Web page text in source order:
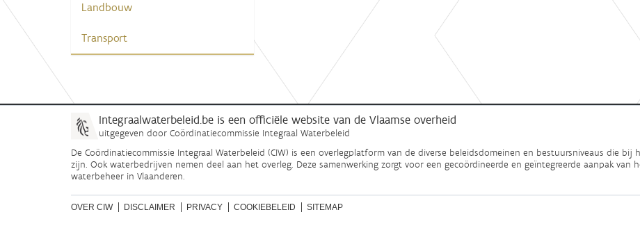
Landbouw
Transport
Integraalwaterbeleid.be is een officiële website van de Vlaamse overheid
uitgegeven door Coördinatiecommissie Integraal Waterbeleid
De Coördinatiecommissie Integraal Waterbeleid (CIW) is een overlegplatform van de diverse beleidsdomeinen en bestuursniveaus die bij
zijn. Ook waterbedrijven nemen deel aan het overleg. Deze samenwerking zorgt voor een gecoördineerde en geïntegreerde aanpak van
waterbeheer in Vlaanderen.
OVER CIW DISCLAIMER PRIVACY COOKIEBELEID SITEMAP